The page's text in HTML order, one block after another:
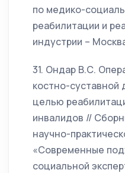
по медико-
реабилитации и
индустрии –
31. Ондар В.С.
костно-суставной
целью
инвалидов //
научно-
«Современные
социальной